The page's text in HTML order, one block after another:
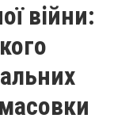
війни: